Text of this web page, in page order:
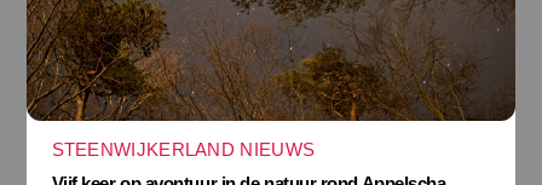
STEENWIJKERLAND NIEUWS